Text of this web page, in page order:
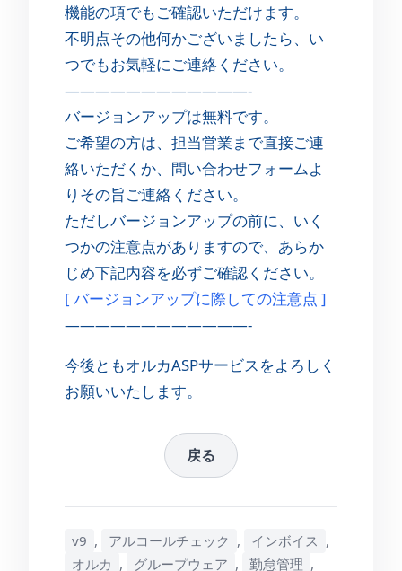
機能の項でもご確認いただけます。
不明点その他何かございましたら、い
つでもお気軽にご連絡ください。
————————————-
バージョンアップは無料です。
ご希望の方は、担当営業まで直接ご連
絡いただくか、問い合わせフォームよ
りその旨ご連絡ください。
ただしバージョンアップの前に、いく
つかの注意点がありますので、あらか
じめ下記内容を必ずご確認ください。
[ バージョンアップに際しての注意点 ]
————————————-
今後ともオルカASPサービスをよろしく
お願いいたします。
戻る
v9 , アルコールチェック , インボイス ,
オルカ , グループウェア , 勤怠管理 ,